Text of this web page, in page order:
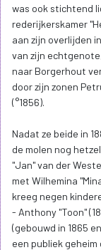
was ook stichtend
rederijkerskamer
aan zijn overlijden
van zijn echtgenote,
naar Borgerhout
door zijn zonen
(°1856).
Nadat ze beide in
de molen nog
"Jan" van der
met Wilhemina
kreeg negen
- Anthony "Toon"
(gebouwd in 1865
een publiek